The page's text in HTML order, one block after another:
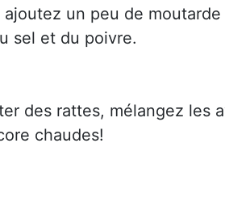
ajoutez un peu de
sel et du poivre.
des rattes, mélangez les
chaudes!